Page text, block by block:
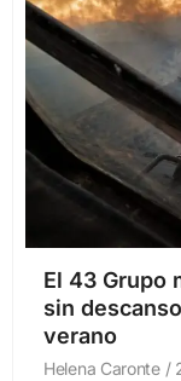
El 43 Grupo
sin
verano
Helena Caronte